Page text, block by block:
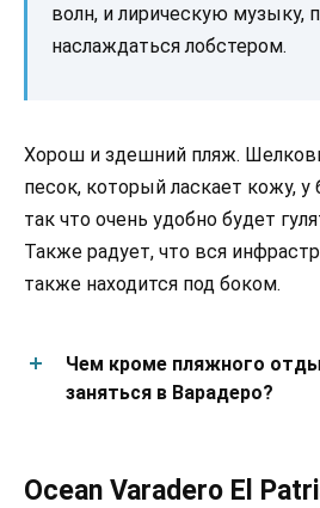
волн, и лирическую музыку,
наслаждаться лобстером.
Хорош и здешний пляж.
песок, который ласкает кожу, у
так что очень удобно будет
Также радует, что вся
также находится под боком.
Чем кроме пляжного
заняться в Варадеро?
Ocean Varadero El